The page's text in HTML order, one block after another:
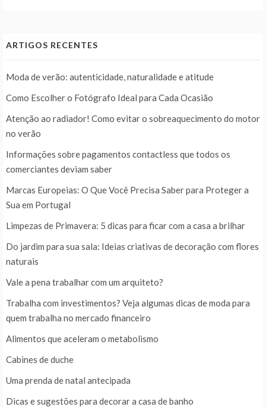
ARTIGOS RECENTES
Moda de verão: autenticidade, naturalidade e atitude
Como Escolher o Fotógrafo Ideal para Cada Ocasião
Atenção ao radiador! Como evitar o sobreaquecimento do motor
no verão
Informações sobre pagamentos contactless que todos os
comerciantes deviam saber
Marcas Europeias: O Que Você Precisa Saber para Proteger a
Sua em Portugal
Limpezas de Primavera: 5 dicas para ficar com a casa a brilhar
Do jardim para sua sala: Ideias criativas de decoração com flores
naturais
Vale a pena trabalhar com um arquiteto?
Trabalha com investimentos? Veja algumas dicas de moda para
quem trabalha no mercado financeiro
Alimentos que aceleram o metabolismo
Cabines de duche
Uma prenda de natal antecipada
Dicas e sugestões para decorar a casa de banho